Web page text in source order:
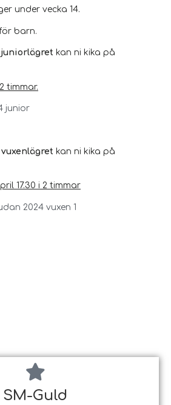
under vecka 14.
barn.
juniorlägret kan ni kika på
timmar.
junior
vuxenlägret kan ni kika på
17.30 i 2 timmar
2024 vuxen 1
SM-Guld